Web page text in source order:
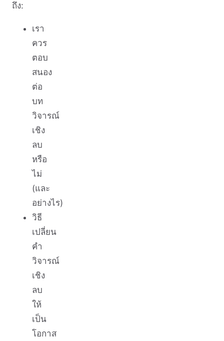
ถึง:
เรา
ควร
ตอบ
สนอง
ต่อ
บท
วิจารณ์
เชิง
ลบ
หรือ
ไม่
(และ
อย่างไร)
วิธี
เปลี่ยน
คำ
วิจารณ์
เชิง
ลบ
ให้
เป็น
โอกาส